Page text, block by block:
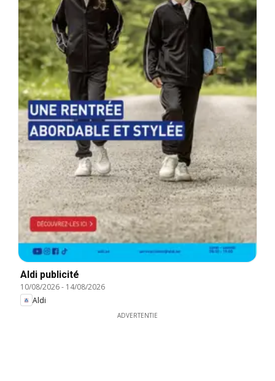
Aldi publicité
10/08/2026- 14/08/2026
Aldi
ADVERTENTIE